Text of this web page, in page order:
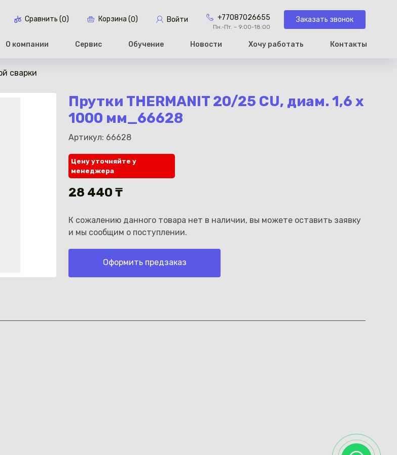
Сравнить (0) Корзина (0) Войти +77087026655
Пн.-Пт. – 9:00-18:00
Заказать звонок
О компании Сервис Обучение Новости Хочу работать Контакты
сварки
Прутки THERMANIT 20/25 CU, диам. 1,6 x
1000 мм_66628
Артикул: 66628
Цену уточняйте у
менеджера
28 440 ₸
К сожалению данного товара нет в наличии, вы можете оставить заявку
и мы сообщим о поступлении.
Оформить предзаказ